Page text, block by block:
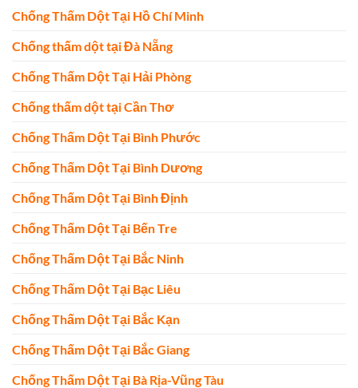
Chống Thấm Dột Tại Hồ Chí Minh
Chống thấm dột tại Đà Nẵng
Chống Thấm Dột Tại Hải Phòng
Chống thấm dột tại Cần Thơ
Chống Thấm Dột Tại Bình Phước
Chống Thấm Dột Tại Bình Dương
Chống Thấm Dột Tại Bình Định
Chống Thấm Dột Tại Bến Tre
Chống Thấm Dột Tại Bắc Ninh
Chống Thấm Dột Tại Bạc Liêu
Chống Thấm Dột Tại Bắc Kạn
Chống Thấm Dột Tại Bắc Giang
Chống Thấm Dột Tại Bà Rịa-Vũng Tàu